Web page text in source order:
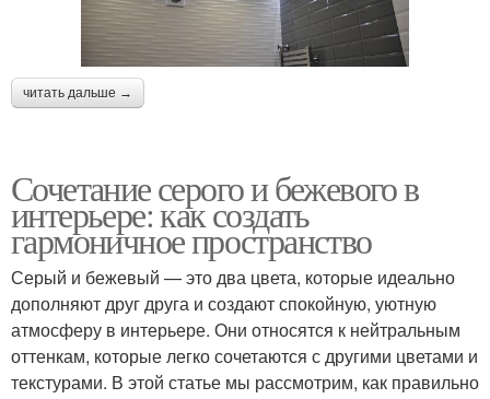
читать дальше →
Сочетание серого и бежевого в
интерьере: как создать
гармоничное пространство
Серый и бежевый — это два цвета, которые идеально
дополняют друг друга и создают спокойную, уютную
атмосферу в интерьере. Они относятся к нейтральным
оттенкам, которые легко сочетаются с другими цветами и
текстурами. В этой статье мы рассмотрим, как правильно